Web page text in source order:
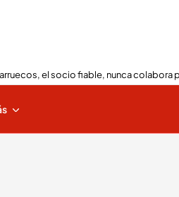
el socio fiable, nunca colabora